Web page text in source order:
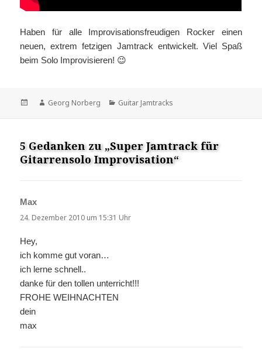
Haben für alle Improvisationsfreudigen Rocker einen
neuen, extrem fetzigen Jamtrack entwickelt. Viel Spaß
beim Solo Improvisieren! 😉
Veröffentlicht
Autor
Georg Norberg Kategorien
Guitar Jamtracks
5 Gedanken zu „Super Jamtrack für
Gitarrensolo Improvisation“
Max
24. Dezember 2010 um 15:31 Uhr
Hey,
ich komme gut voran…
ich lerne schnell..
danke für den tollen unterricht!!!
FROHE WEIHNACHTEN
dein
max